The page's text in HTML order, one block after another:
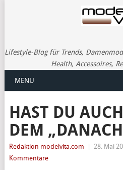
Lifestyle-Blog für Trends,
Health, Accessoires,
MENU
HAST DU
DEM
Redaktion modelvita.com 28. Mai
Kommentare